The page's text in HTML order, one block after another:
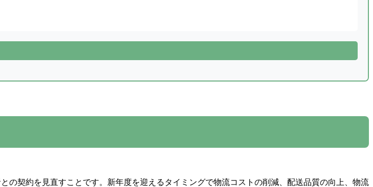
の契約を見直すことです。新年度を迎えるタイミングで物流コストの削減、配送品質の向上、物流